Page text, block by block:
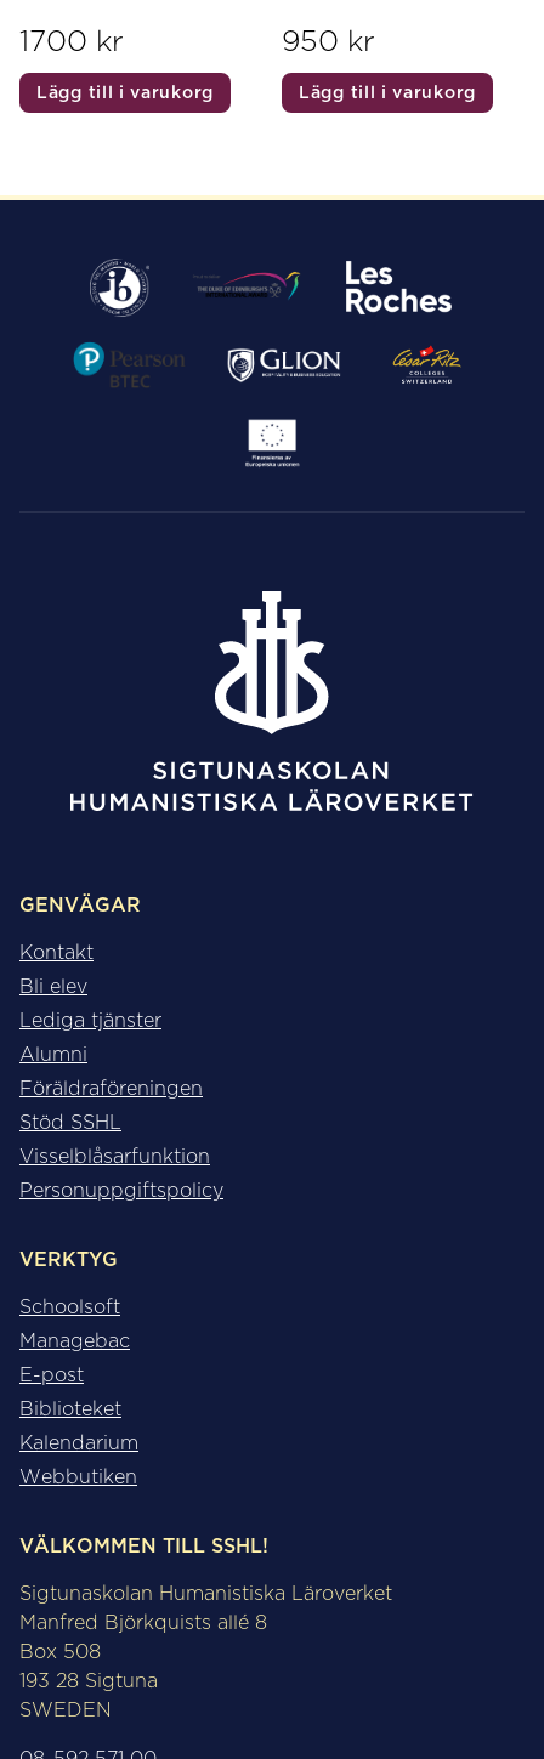
1700 kr
Lägg till i varukorg
950 kr
Lägg till i varukorg
GENVÄGAR
Kontakt
Bli elev
Lediga tjänster
Alumni
Föräldraföreningen
Stöd SSHL
Visselblåsarfunktion
Personuppgiftspolicy
VERKTYG
Schoolsoft
Managebac
E-post
Biblioteket
Kalendarium
Webbutiken
VÄLKOMMEN TILL SSHL!
Sigtunaskolan Humanistiska Läroverket
Manfred Björkquists allé 8
Box 508
193 28 Sigtuna
SWEDEN